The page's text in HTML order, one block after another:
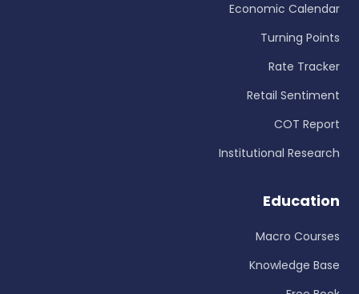
Economic Calendar
Turning Points
Rate Tracker
Retail Sentiment
COT Report
Institutional Research
Education
Macro Courses
Knowledge Base